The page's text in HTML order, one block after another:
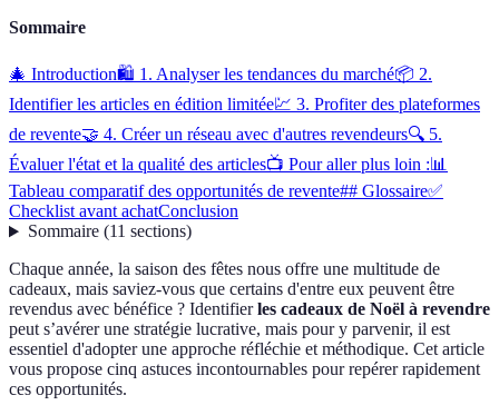
Sommaire
🎄 Introduction🛍️ 1. Analyser les tendances du marché📦 2.
Identifier les articles en édition limitée💹 3. Profiter des plateformes
de revente🤝 4. Créer un réseau avec d'autres revendeurs🔍 5.
Évaluer l'état et la qualité des articles📺 Pour aller plus loin :📊
Tableau comparatif des opportunités de revente## Glossaire✅
Checklist avant achatConclusion
Sommaire(11 sections)
Chaque année, la saison des fêtes nous offre une multitude de
cadeaux, mais saviez-vous que certains d'entre eux peuvent être
revendus avec bénéfice ? Identifierles cadeaux de Noël à revendre
peut s’avérer une stratégie lucrative, mais pour y parvenir, il est
essentiel d'adopter une approche réfléchie et méthodique. Cet article
vous propose cinq astuces incontournables pour repérer rapidement
ces opportunités.